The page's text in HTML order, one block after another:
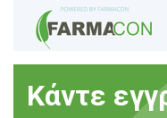
Κάντε